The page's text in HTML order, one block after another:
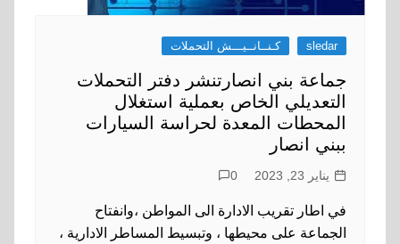
sledar كـنــانــيـــش التحملات
جماعة بني انصارتنشر دفتر التحملات
التعديلي الخاص بعملية استغلال
المحطات المعدة لحراسة السيارات
ببني انصار
يناير 23, 2023 0
في اطار تقريب الادارة الى المواطن ،وانفتاح
الجماعة على محيطها ، وتبسيط المساطر الادارية ،